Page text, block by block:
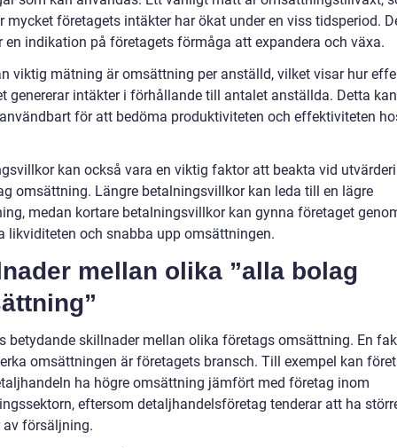
mycket företagets intäkter har ökat under en viss tidsperiod.
en indikation på företagets förmåga att expandera och växa.
viktig mätning är omsättning per anställd, vilket visar hur
genererar intäkter i förhållande till antalet anställda. Detta
för att bedöma produktiviteten och effektiviteten
kan också vara en viktig faktor att beakta vid
omsättning. Längre betalningsvillkor kan leda till en lägre
medan kortare betalningsvillkor kan gynna företaget
likviditeten och snabba upp omsättningen.
mellan olika ”alla bolag
betydande skillnader mellan olika företags omsättning. En
omsättningen är företagets bransch. Till exempel kan
ha högre omsättning jämfört med företag inom
eftersom detaljhandelsföretag tenderar att ha
av försäljning.